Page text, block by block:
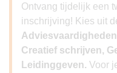
Ontvang tijdelijk een
inschrijving! Kies uit
Creatief schrijven,
Leidinggeven. Voor